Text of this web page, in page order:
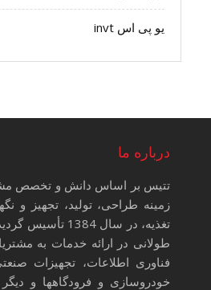
یو پی اس invt
درباره ما
تتیس بر اساس دانش و تخصص
زمینه طراحی، تولید، تجهیز و
تغذیه، در سال
طولانی در ارائه خدمات به
فناوری اطلاعات، تجهیزات
خودروسازی و فرودگاهها و